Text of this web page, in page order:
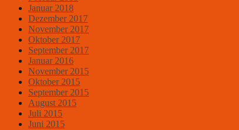
Januar 2018
Dezember 2017
November 2017
Oktober 2017
September 2017
Januar 2016
November 2015
Oktober 2015
September 2015
August 2015
Juli 2015
Juni 2015